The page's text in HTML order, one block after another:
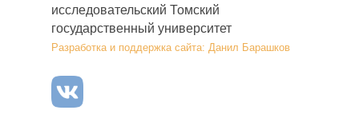
исследовательский Томский
государственный университет
Разработка и поддержка сайта: Данил Барашков